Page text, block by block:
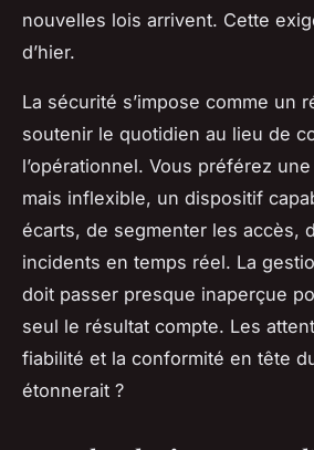
nouvelles lois arrivent. Cette
d’hier.
La sécurité s’impose comme un
soutenir le quotidien au lieu de
l’opérationnel. Vous préférez
mais inflexible, un dispositif
écarts, de segmenter les accès,
incidents en temps réel. La
doit passer presque inaperçue
seul le résultat compte. Les
fiabilité et la conformité en tête
étonnerait ?